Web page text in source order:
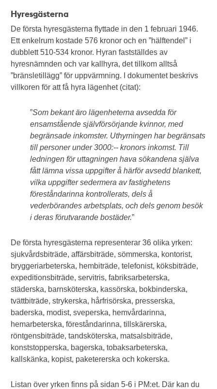
Hyresgästerna
De första hyresgästerna flyttade in den 1 februari 1946.
Ett enkelrum kostade 576 kronor och en ”hälftendel” i
dubblett 510-534 kronor. Hyran fastställdes av
hyresnämnden och var kallhyra, det tillkom alltså
”bränsletillägg” för uppvärmning. I dokumentet beskrivs
villkoren för att få hyra lägenhet (citat):
”Som bekant äro lägenheterna avsedda för
ensamstående självförsörjande kvinnor, med
begränsade inkomster. Uthyrningen har begränsats
till personer under 3000:-- kronors inkomst. Till
ledningen för uttagningen hava sökandena själva
fått lämna vissa uppgifter å härför avsedd blankett,
vilka uppgifter sedermera av fastighetens
föreståndarinna kontrollerats, dels å
vederbörandes arbetsplats, och dels genom besök
i deras förutvarande bostäder.”
De första hyresgästerna representerar 36 olika yrken:
sjukvårdsbiträde, affärsbiträde, sömmerska, kontorist,
bryggeriarbeterska, hembiträde, telefonist, köksbiträde,
expeditionsbiträde, servitris, fabriksarbeterska,
städerska, barnsköterska, kassörska, bokbinderska,
tvättbiträde, strykerska, hårfrisörska, presserska,
baderska, modist, sveperska, hemvårdarinna,
hemarbeterska, föreståndarinna, tillskärerska,
röntgensbiträde, tandsköterska, matsalsbiträde,
konststopperska, bagerska, tobaksarbeterska,
kallskänka, kopist, paketererska och kokerska.
Listan över yrken finns på sidan 5-6 i PM:et. Där kan du